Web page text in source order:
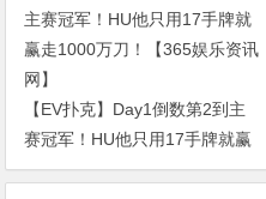
【EV扑克】Day1倒数第2到主
赛冠军！HU他只用17手牌就赢
走1000万刀！【365娱乐资讯